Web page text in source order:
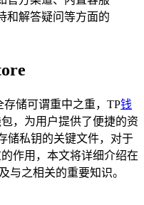
和解答疑问等方面的
储可谓重中之重，TP钱
，为用户提供了便捷的资
储私钥的关键文件，对于
作用，本文将详细介绍在
与之相关的重要知识。